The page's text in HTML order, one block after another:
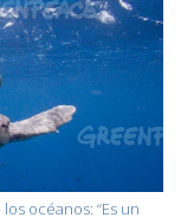
océanos: “Es un